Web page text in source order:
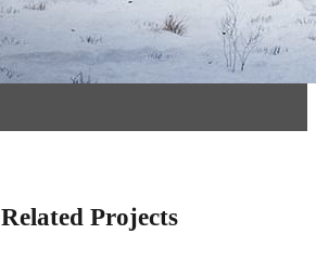
Related Projects